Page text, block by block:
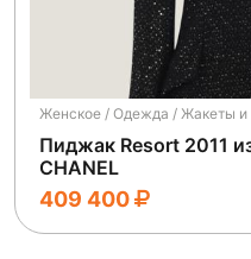
Женское / Одежда / Жакеты
Пиджак Resort 2011
CHANEL
409 400